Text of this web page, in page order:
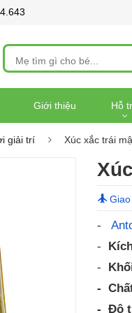
Giới thiệu Hỗ
giải trí Xúc xắc trái
-
-
-
-
- Độ